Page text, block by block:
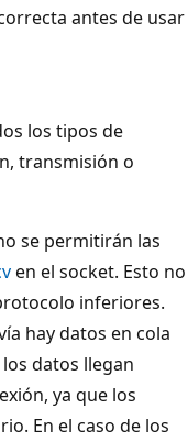
antes de usar
los tipos de
transmisión o
se permitirán las
en el socket. Esto no
inferiores.
hay datos en cola
datos llegan
ya que los
En el caso de los